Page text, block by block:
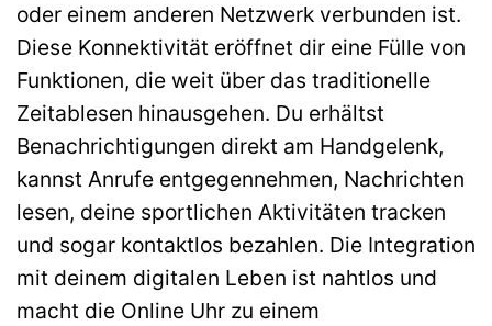
oder einem anderen Netzwerk verbunden ist.
Diese Konnektivität eröffnet dir eine Fülle von
Funktionen, die weit über das traditionelle
Zeitablesen hinausgehen. Du erhältst
Benachrichtigungen direkt am Handgelenk,
kannst Anrufe entgegennehmen, Nachrichten
lesen, deine sportlichen Aktivitäten tracken
und sogar kontaktlos bezahlen. Die Integration
mit deinem digitalen Leben ist nahtlos und
macht die Online Uhr zu einem